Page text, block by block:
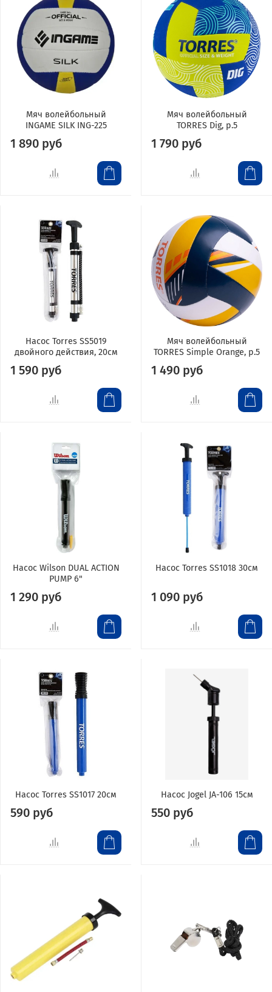
Мяч волейбольный
INGAME SILK ING-225
1 890 руб
Мяч волейбольный
TORRES Dig, р.5
1 790 руб
Насос Torres SS5019
двойного действия, 20см
1 590 руб
Мяч волейбольный
TORRES Simple Orange, р.5
1 490 руб
Насос Wilson DUAL ACTION
PUMP 6"
1 290 руб
Насос Torres SS1018 30см
1 090 руб
Насос Torres SS1017 20см
590 руб
Насос Jogel JA-106 15см
550 руб